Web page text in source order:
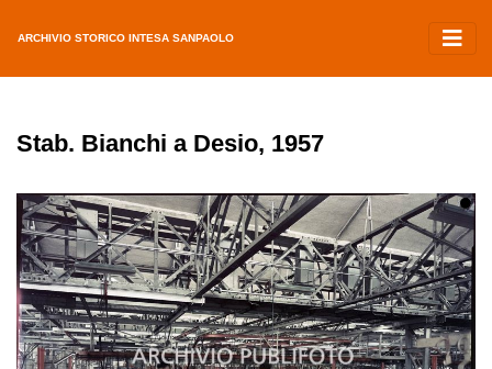
ARCHIVIO STORICO INTESA SANPAOLO
Stab. Bianchi a Desio, 1957